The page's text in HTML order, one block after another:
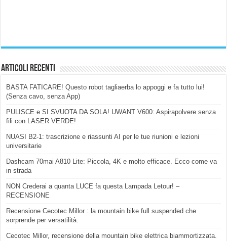
Articoli Recenti
BASTA FATICARE! Questo robot tagliaerba lo appoggi e fa tutto lui!
(Senza cavo, senza App)
PULISCE e SI SVUOTA DA SOLA! UWANT V600: Aspirapolvere senza
fili con LASER VERDE!
NUASI B2-1: trascrizione e riassunti AI per le tue riunioni e lezioni
universitarie
Dashcam 70mai A810 Lite: Piccola, 4K e molto efficace. Ecco come va
in strada
NON Crederai a quanta LUCE fa questa Lampada Letour! –
RECENSIONE
Recensione Cecotec Millor : la mountain bike full suspended che
sorprende per versatilità.
Cecotec Millor, recensione della mountain bike elettrica biammortizzata.